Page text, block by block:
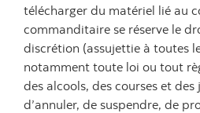
télécharger du matériel lié au
commanditaire se réserve le
discrétion (assujettie à toutes
notamment toute loi ou tout
des alcools, des courses et des
d’annuler, de suspendre, de